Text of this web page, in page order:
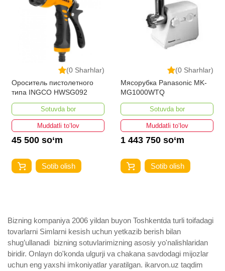
(0 Sharhlar)
Ороситель пистолетного
типа INGCO HWSG092
Sotuvda bor
Muddatli to‘lov
45 500 so‘m
Sotib olish
(0 Sharhlar)
Мясорубка Panasonic MK-
MG1000WTQ
Sotuvda bor
Muddatli to‘lov
1 443 750 so‘m
Sotib olish
Bizning kompaniya 2006 yildan buyon Toshkentda turli toifadagi
tovarlarni Simlarni kesish uchun yetkazib berish bilan
shug’ullanadi ­ bizning sotuvlarimizning asosiy yo'nalishlaridan
biridir. Onlayn do'konda ulgurji va chakana savdodagi mijozlar
uchun eng yaxshi imkoniyatlar yaratilgan. ikarvon.uz taqdim